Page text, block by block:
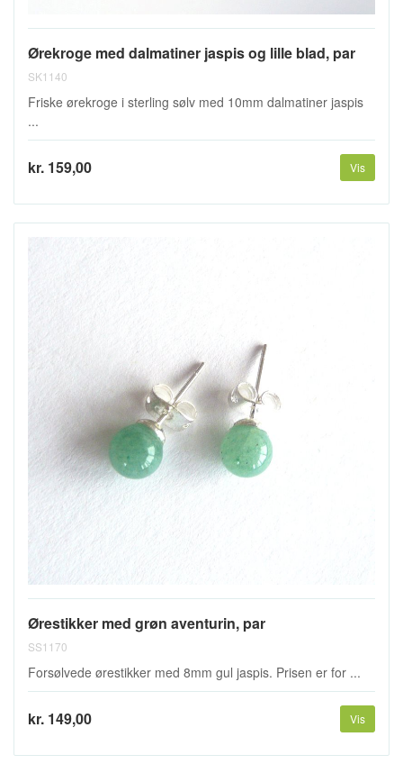
Ørekroge med dalmatiner jaspis og lille blad, par
SK1140
Friske ørekroge i sterling sølv med 10mm dalmatiner jaspis
...
kr. 159,00 Vis
Ørestikker med grøn aventurin, par
SS1170
Forsølvede ørestikker med 8mm gul jaspis. Prisen er for ...
kr. 149,00 Vis